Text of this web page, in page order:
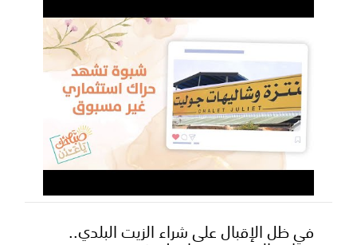
في ظل الإقبال على شراء الزيت البلدي..